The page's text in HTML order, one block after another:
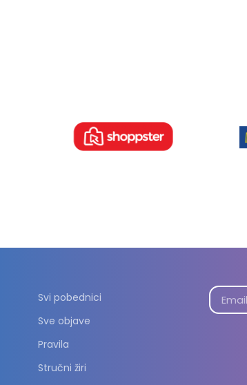
Svi pobednici
Sve objave
Pravila
Stručni žiri